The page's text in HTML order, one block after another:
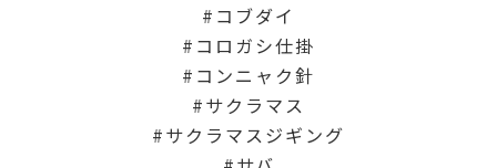
コブダイ
コロガシ仕掛
コンニャク針
サクラマス
サクラマスジギング